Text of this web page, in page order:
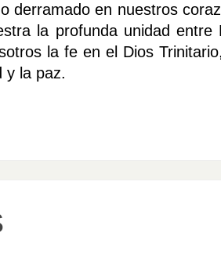
derramado en nuestros
la profunda unidad entre
la fe en el Dios
y la paz.